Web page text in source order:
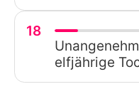
18
elfjährige